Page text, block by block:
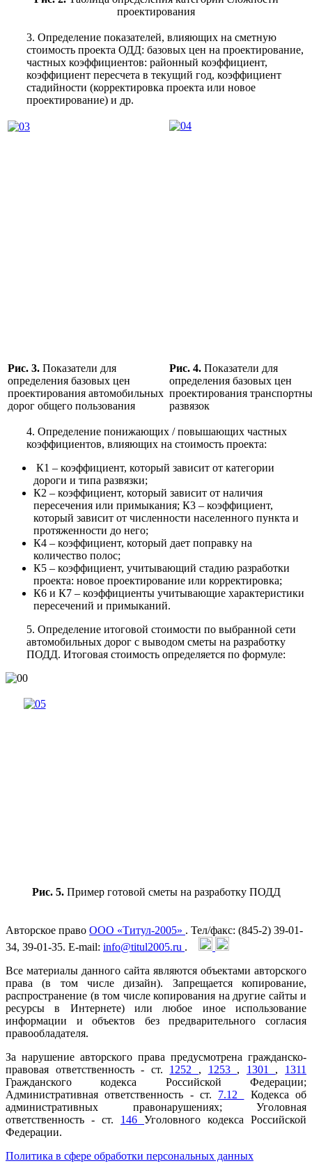
проектирования
3. Определение показателей, влияющих на сметную
стоимость проекта ОДД: базовых цен на проектирование,
частных коэффициентов: районный коэффициент,
коэффициент пересчета в текущий год, коэффициент
стадийности (корректировка проекта или новое
проектирование) и др.
Рис. 3. Показатели для
определения базовых цен
проектирования автомобильных
дорог общего пользования
Рис. 4. Показатели для
определения базовых цен
проектирования
развязок
4. Определение понижающих / повышающих частных
коэффициентов, влияющих на стоимость проекта:
К1 – коэффициент, который зависит от категории
дороги и типа развязки;
К2 – коэффициент, который зависит от наличия
пересечения или примыкания; К3 – коэффициент,
который зависит от численности населенного пункта и
протяженности до него;
К4 – коэффициент, который дает поправку на
количество полос;
К5 – коэффициент, учитывающий стадию разработки
проекта: новое проектирование или корректировка;
К6 и К7 – коэффициенты учитывающие характеристики
пересечений и примыканий.
5. Определение итоговой стоимости по выбранной сети
автомобильных дорог с выводом сметы на разработку
ПОДД. Итоговая стоимость определяется по формуле:
Рис. 5.Пример готовой сметы на разработку ПОДД
Авторское право ООО «Титул-2005» . Тел/факс: (845-2) 39-01-
34, 39-01-35. E-mail: info@titul2005.ru .
Все материалы данного сайта являются объектами авторского
права (в том числе дизайн). Запрещается копирование,
распространение (в том числе копирования на другие сайты и
ресурсы в Интернете) или любое иное использование
информации и объектов без предварительного согласия
правообладателя.
За нарушение авторского права предусмотрена гражданско-
правовая ответственность - ст. 1252 , 1253 , 1301 , 1311
Гражданского кодекса Российской Федерации;
Административная ответственность - ст. 7.12
Кодекса об
административных правонарушениях; Уголовная
ответственность - ст. 146 Уголовного кодекса Российской
Федерации.
Политика в сфере обработки персональных данных